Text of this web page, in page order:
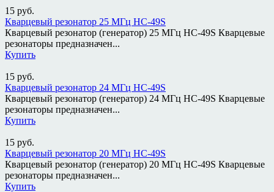
15 руб.
Кварцевый резонатор 25 МГц HC-49S
Кварцевый резонатор (генератор) 25 МГц HC-49S Кварцевые
резонаторы предназначен...
Купить
15 руб.
Кварцевый резонатор 24 МГц HC-49S
Кварцевый резонатор (генератор) 24 МГц HC-49S Кварцевые
резонаторы предназначен...
Купить
15 руб.
Кварцевый резонатор 20 МГц HC-49S
Кварцевый резонатор (генератор) 20 МГц HC-49S Кварцевые
резонаторы предназначен...
Купить